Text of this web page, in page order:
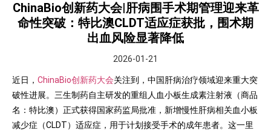
ChinaBio创新药大会|肝病围手术期管理迎来革
命性突破：特比澳CLDT适应症获批，围术期
出血风险显著降低
2026-01-21
近日， ChinaBio创新药大会关注到，中国肝病治疗领域迎来重大突
破性进展。三生制药自主研发的重组人血小板生成素注射液（商品
名：特比澳）正式获得国家药监局批准，新增慢性肝病相关血小板
减少症（CLDT）适应症，用于计划接受手术的成年患者。这一里